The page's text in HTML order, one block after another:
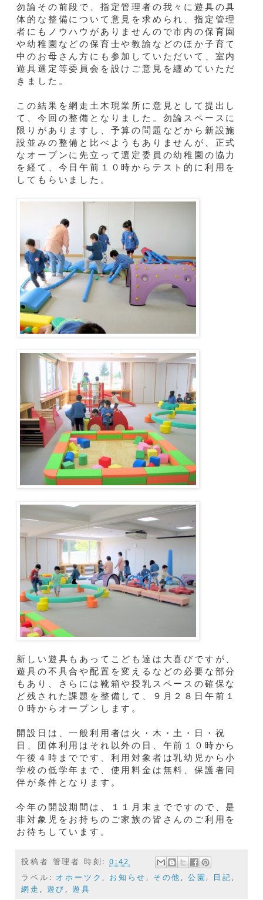
勿論その前段で、指定管理者の我々に遊具の具
体的な整備について意見を求められ、指定管理
者にもノウハウがありませんので市内の保育園
や幼稚園などの保育士や教諭などのほか子育て
中のお母さん方にも参加していただいて、室内
遊具選定等委員会を設けご意見を纏めていただ
きました。
この結果を網走土木現業所に意見として提出し
て、今回の整備となりました。勿論スペースに
限りがありますし、予算の問題などから新設施
設並みの整備と比べようもありませんが、正式
なオープンに先立って選定委員の幼稚園の協力
を経て、今日午前１０時からテスト的に利用を
してもらいました。
新しい遊具もあってこども達は大喜びですが、
遊具の不具合や配置を変えるなどの必要な部分
もあり、さらには靴箱や授乳スペースの確保な
ど残された課題を整備して、９月２８日午前１
０時からオープンします。
開設日は、一般利用者は火・木・土・日・祝
日、団体利用はそれ以外の日、午前１０時から
午後４時までです、利用対象者は乳幼児から小
学校の低学年まで、使用料金は無料、保護者同
伴が条件となります。
今年の開設期間は、１１月末までですので、是
非対象児をお持ちのご家族の皆さんのご利用を
お待ちしています。
投稿者 管理者 時刻:0:42
ラベル: オホーツク , お知らせ , その他 , 公園 , 日記 ,
網走 , 遊び , 遊具